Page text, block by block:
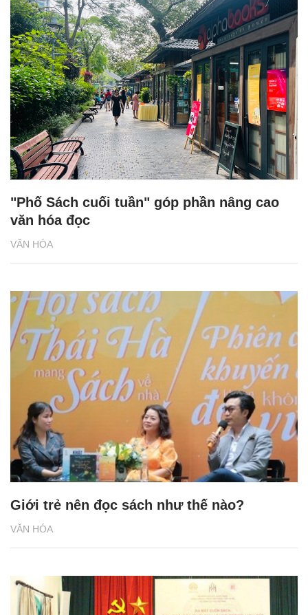
VĂN HÓA
"Phố Sách cuối tuần" góp phần nâng cao
văn hóa đọc
VĂN HÓA
Giới trẻ nên đọc sách như thế nào?